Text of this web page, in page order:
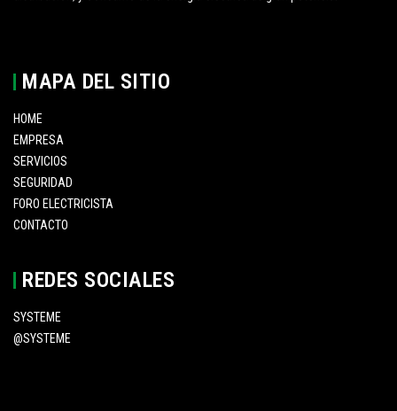
MAPA DEL SITIO
HOME
EMPRESA
SERVICIOS
SEGURIDAD
FORO ELECTRICISTA
CONTACTO
REDES SOCIALES
SYSTEME
@SYSTEME